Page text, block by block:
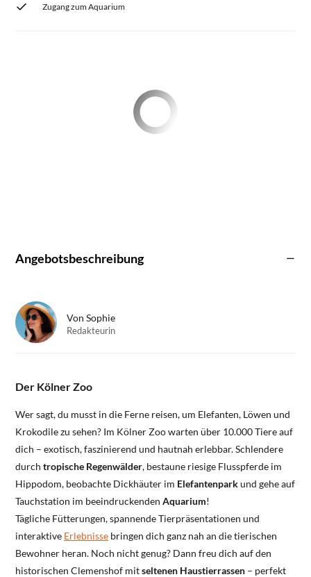
Zugang zum Aquarium
Angebotsbeschreibung
Der Kölner Zoo
Wer sagt, du musst in die Ferne reisen, um Elefanten, Löwen und
Krokodile zu sehen? Im Kölner Zoo warten über 10.000 Tiere auf
dich – exotisch, faszinierend und hautnah erlebbar. Schlendere
durch tropische Regenwälder, bestaune riesige Flusspferde im
Hippodom, beobachte Dickhäuter im Elefantenparkund gehe auf
Tauchstation im beeindruckenden Aquarium!
Tägliche Fütterungen, spannende Tierpräsentationen und
interaktive Erlebnisse bringen dich ganz nah an die tierischen
Bewohner heran. Noch nicht genug? Dann freu dich auf den
historischen Clemenshof mitseltenen Haustierrassen – perfekt
Von Sophie
Redakteurin